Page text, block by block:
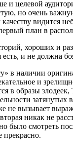
и целевой
но очень
видится
план в
хороших и
и не должна
в наличии
и
в образы
не вызывает
никак не
было смотреть